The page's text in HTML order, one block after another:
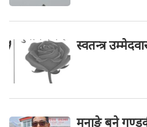
स्वतन्त्र
मनाङे बने